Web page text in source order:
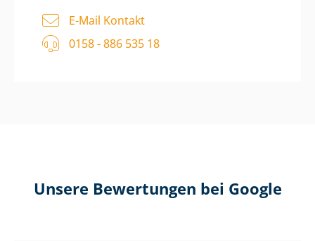
E-Mail Kontakt
0158 - 886 535 18
Unsere Bewertungen bei Google